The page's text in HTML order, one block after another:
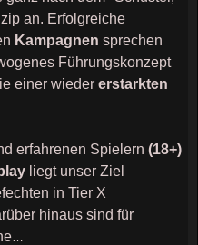
an. Erfolgreiche
Kampagnen sprechen
Führungskonzept
einer wieder erstarkten
erfahrenen Spielern (18+)
liegt unser Ziel
in Tier X
hinaus sind für
…